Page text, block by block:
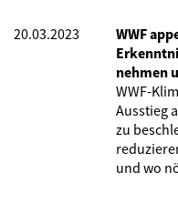
20.03.2023
WWF
nehmen
WWF-
Ausstieg
zu
und wo